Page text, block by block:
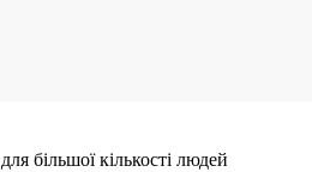
більшої кількості людей